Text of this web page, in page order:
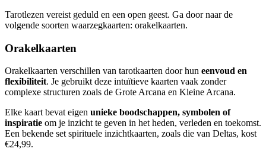
Tarotlezen vereist geduld en een open geest. Ga door naar de
volgende soorten waarzegkaarten: orakelkaarten.
Orakelkaarten
Orakelkaarten verschillen van tarotkaarten door hun eenvoud en
flexibiliteit. Je gebruikt deze intuïtieve kaarten vaak zonder
complexe structuren zoals de Grote Arcana en Kleine Arcana.
Elke kaart bevat eigen unieke boodschappen, symbolen of
inspiratie om je inzicht te geven in het heden, verleden en toekomst.
Een bekende set spirituele inzichtkaarten, zoals die van Deltas, kost
€24,99.